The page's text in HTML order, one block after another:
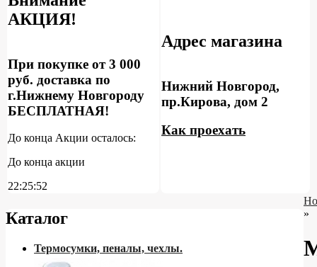
АКЦИЯ!
При покупке от 3 000
руб. доставка по
г.Нижнему Новгороду
БЕСПЛАТНАЯ!
До конца Акции осталось:
До конца акции
22:25:51
Адрес магазина
Нижний Новгород,
пр.Кирова, дом 2
Как проехать
Каталог
Термосумки, пеналы, чехлы.
»